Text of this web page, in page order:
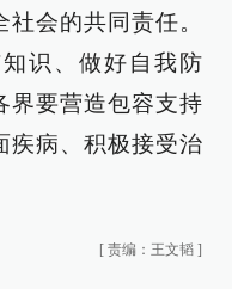
会的共同责任。
识、做好自我防
界要营造包容支持
疾病、积极接受治
[ 责编：王文韬 ]